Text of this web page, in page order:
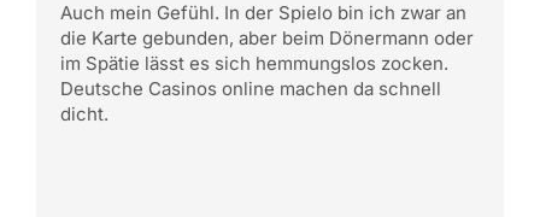
Auch mein Gefühl. In der Spielo bin ich zwar an
die Karte gebunden, aber beim Dönermann oder
im Spätie lässt es sich hemmungslos zocken.
Deutsche Casinos online machen da schnell
dicht.